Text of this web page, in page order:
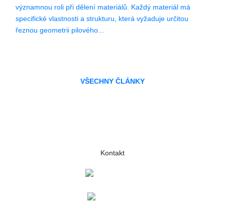
významnou roli při dělení materiálů. Každý materiál má
specifické vlastnosti a strukturu, která vyžaduje určitou
řeznou geometrii pilového...
VŠECHNY ČLÁNKY
Kontakt